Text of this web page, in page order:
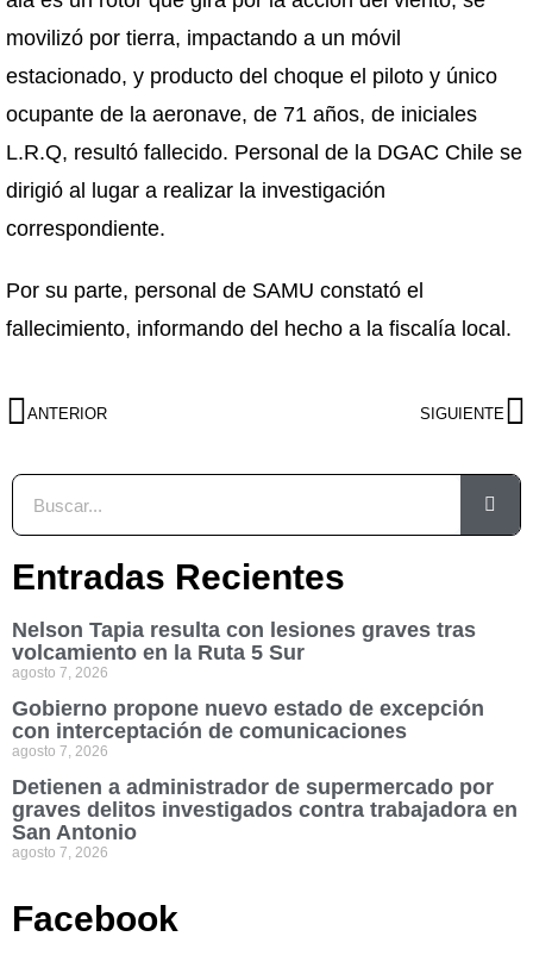
movilizó por tierra, impactando a un móvil
estacionado, y producto del choque el piloto y único
ocupante de la aeronave, de 71 años, de iniciales
L.R.Q, resultó fallecido. Personal de la DGAC Chile se
dirigió al lugar a realizar la investigación
correspondiente.
Por su parte, personal de SAMU constató el
fallecimiento, informando del hecho a la fiscalía local.
ANTERIOR SIGUIENTE
Entradas Recientes
Nelson Tapia resulta con lesiones graves tras
volcamiento en la Ruta 5 Sur
agosto 7, 2026
Gobierno propone nuevo estado de excepción
con interceptación de comunicaciones
agosto 7, 2026
Detienen a administrador de supermercado por
graves delitos investigados contra trabajadora en
San Antonio
agosto 7, 2026
Facebook